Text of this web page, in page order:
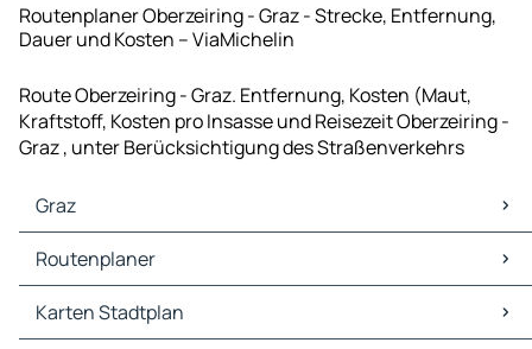
Routenplaner Oberzeiring - Graz - Strecke, Entfernung,
Dauer und Kosten – ViaMichelin
Route Oberzeiring - Graz. Entfernung, Kosten (Maut,
Kraftstoff, Kosten pro Insasse und Reisezeit Oberzeiring -
Graz , unter Berücksichtigung des Straßenverkehrs
Graz
Graz Karten Stadtplan
Graz Verkehr
Graz Hotels
Graz Restaurants
Routenplaner
Routenplaner Graz - Laibach
Routenplaner Graz - Wien
Karten Stadtplan